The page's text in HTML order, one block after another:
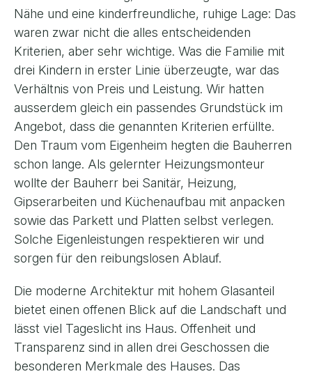
Nähe und eine kinderfreundliche, ruhige Lage: Das
waren zwar nicht die alles entscheidenden
Kriterien, aber sehr wichtige. Was die Familie mit
drei Kindern in erster Linie überzeugte, war das
Verhältnis von Preis und Leistung. Wir hatten
ausserdem gleich ein passendes Grundstück im
Angebot, dass die genannten Kriterien erfüllte.
Den Traum vom Eigenheim hegten die Bauherren
schon lange. Als gelernter Heizungsmonteur
wollte der Bauherr bei Sanitär, Heizung,
Gipserarbeiten und Küchenaufbau mit anpacken
sowie das Parkett und Platten selbst verlegen.
Solche Eigenleistungen respektieren wir und
sorgen für den reibungslosen Ablauf.
Die moderne Architektur mit hohem Glasanteil
bietet einen offenen Blick auf die Landschaft und
lässt viel Tageslicht ins Haus. Offenheit und
Transparenz sind in allen drei Geschossen die
besonderen Merkmale des Hauses. Das